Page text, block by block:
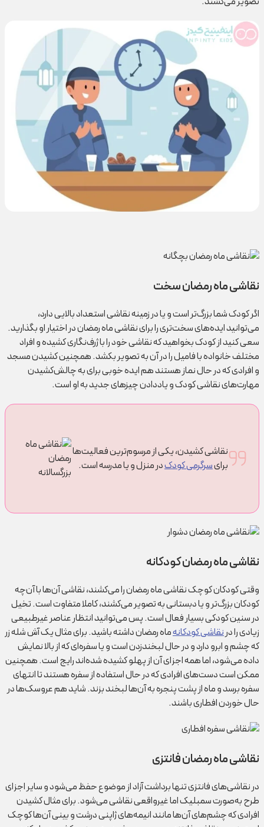
نقاشی ماه رمضان سخت
اگر کودک شما بزرگ‌تر است و یا در زمینه نقاشی استعداد بالایی دارد،
می‌توانید ایده‌های سخت‌تری را برای نقاشی ماه رمضان در اختیار او بگذارید.
سعی کنید از کودک بخواهید که نقاشی خود را با ژرف‌نگاری کشیده و افراد
مختلف خانواده با فامیل را در آن به تصویر بکشد. همچنین کشیدن مسجد
و افرادی که در حال نماز هستند هم ایده خوبی برای به‌ چالش‌کشیدن
مهارت‌های نقاشی کودک و یاددادن چیزهای جدید به او است.
نقاشی کشیدن، یکی از مرسوم‌ترین فعالیت‌ها
برایسرگرمی کودکدر منزل و یا مدرسه است.
نقاشی ماه رمضان کودکانه
وقتی کودکان کوچک نقاشی ماه رمضان را می‌کشند، نقاشی آن‌ها با آن‌چه
کودکان بزرگ‌تر و یا دبستانی به تصویر می‌کشند، کاملا متفاوت است. تخیل
در سنین کودکی بسیار فعال است. پس می‌توانید انتظار عناصر غیرطبیعی
زیادی را درنقاشی کودکانهماه رمضان داشته باشید. برای مثال یک آش شله زر
که چشم و ابرو دارد و در حال لبخند‌زدن است و یا سفره‌ای که از بالا نمایش
داده می‌شود، اما همه اجزای آن از پهلو کشیده شده‌اند رایج است. همچنین
ممکن است دست‌های افرادی که در حال استفاده از سفره هستند تا انتهای
سفره برسد و ماه از پشت پنجره به آن‌ها لبخند بزند. شاید هم عروسک‌ها در
حال خوردن افطاری باشند.
نقاشی ماه رمضان فانتزی
در نقاشی‌های فانتزی تنها برداشت آزاد از موضوع حفظ می‌شود و سایر اجزای
طرح به‌صورت سمبلیک اما غیرواقعی نقاشی می‌شود. برای مثال کشیدن
افرادی که چشم‌های آن‌ها مانند انیمه‌های ژاپنی درشت و بینی آن‌ها کوچک